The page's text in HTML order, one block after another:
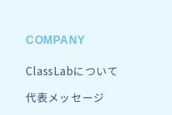
COMPANY
ClassLabについて
代表メッセージ